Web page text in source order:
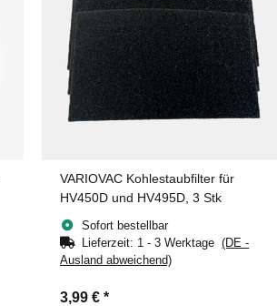
VARIOVAC Kohlestaubfilter für
HV450D und HV495D, 3 Stk
Sofort bestellbar
Lieferzeit: 1 - 3 Werktage(DE -
Ausland abweichend)
3,99 € *